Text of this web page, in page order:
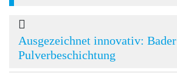
Ausgezeichnet innovativ: Bader
Pulverbeschichtung